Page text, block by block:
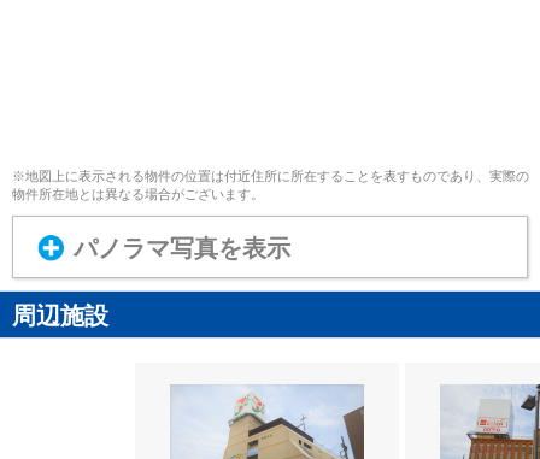
※地図上に表示される物件の位置は付近住所に所在することを表すものであり、実際の
物件所在地とは異なる場合がございます。
パノラマ写真を表示
周辺施設